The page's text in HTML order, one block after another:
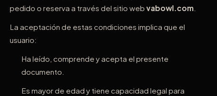
pedido o reserva a través del sitio web vabowl.com
La aceptación de estas condiciones implica que el
usuario:
Ha leído, comprende y acepta el presente
documento.
Es mayor de edad y tiene capacidad legal para